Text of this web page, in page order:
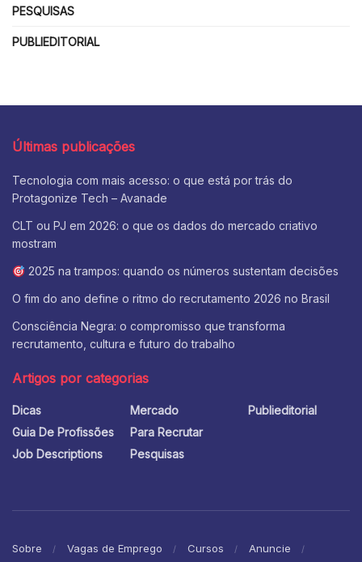
PESQUISAS
PUBLIEDITORIAL
Últimas publicações
Tecnologia com mais acesso: o que está por trás do
Protagonize Tech – Avanade
CLT ou PJ em 2026: o que os dados do mercado criativo
mostram
2025 na trampos: quando os números sustentam decisões
O fim do ano define o ritmo do recrutamento 2026 no Brasil
Consciência Negra: o compromisso que transforma
recrutamento, cultura e futuro do trabalho
Artigos por categorias
Dicas
Guia De Profissões
Job Descriptions
Mercado
Para Recrutar
Pesquisas
Publieditorial
Sobre Vagas de Emprego Cursos
Anuncie